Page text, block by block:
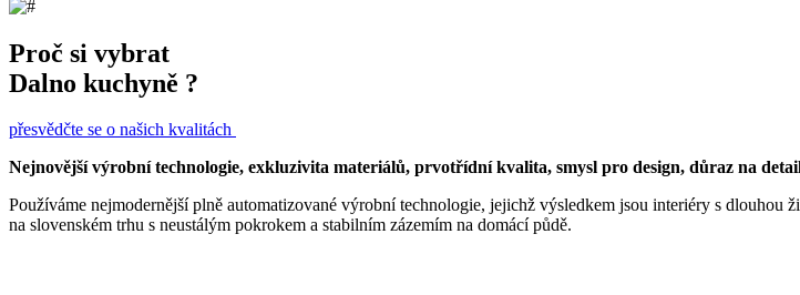
Proč si vybrat
Dalno kuchyně ?
přesvědčte se o našich kvalitách
Nejnovější výrobní technologie, exkluzivita materiálů, prvotřídní kvalita, smysl pro design, důraz na
Používáme nejmodernější plně automatizované výrobní technologie, jejichž výsledkem jsou interiéry s
na slovenském trhu s neustálým pokrokem a stabilním zázemím na domácí půdě.